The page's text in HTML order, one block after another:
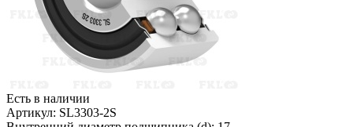
Есть в наличии
Артикул: SL3303-2S